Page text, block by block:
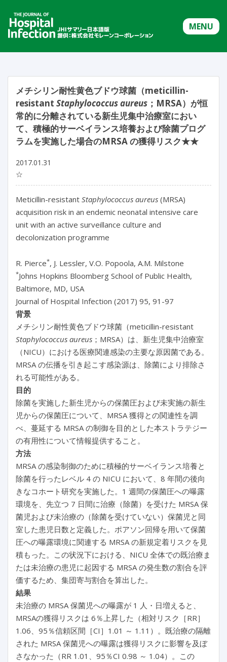
MENU
メチシリン耐性黄色ブドウ球菌（meticillin-
resistant Staphylococcus aureus ；MRSA）が恒
常的に分離されている新生児集中治療室におい
て、積極的サーベイランス培養および除菌プログ
ラムを実施した場合のMRSA の獲得リスク★★
2017.01.31
☆
Meticillin-resistant Staphylococcus aureus (MRSA)
acquisition risk in an endemic neonatal intensive care
unit with an active surveillance culture and
decolonization programme
R. Pierce*, J. Lessler, V.O. Popoola, A.M. Milstone
*Johns Hopkins Bloomberg School of Public Health,
Baltimore, MD, USA
Journal of Hospital Infection (2017) 95, 91-97
背景
メチシリン耐性黄色ブドウ球菌（meticillin-resistant
Staphylococcus aureus ；MRSA）は、新生児集中治療室
（NICU）における医療関連感染の主要な原因菌である。
MRSA の伝播を引き起こす感染源は、除菌により排除さ
れる可能性がある。
目的
除菌を実施した新生児からの保菌圧および未実施の新生
児からの保菌圧について、MRSA 獲得との関連性を調
べ、蔓延する MRSA の制御を目的とした本ストラテジー
の有用性について情報提供すること。
方法
MRSA の感染制御のために積極的サーベイランス培養と
除菌を行ったレベル 4 の NICU において、8 年間の後向
きなコホート研究を実施した。1 週間の保菌圧への曝露
環境を、先立つ 7 日間に治療（除菌）を受けた MRSA 保
菌児および未治療の（除菌を受けていない）保菌児と同
室した患児日数と定義した。ポアソン回帰を用いて保菌
圧への曝露環境に関連する MRSA の新規定着リスクを見
積もった。この状況下における、NICU 全体での既治療ま
たは未治療の患児に起因する MRSA の発生数の割合を評
価するため、集団寄与割合を算出した。
結果
未治療の MRSA 保菌児への曝露が 1 人・日増えると、
MRSAの獲得リスクは 6％上昇した（相対リスク［RR］
1.06、95％信頼区間［CI］1.01 ～ 1.11）。既治療の隔離
された MRSA 保菌児への曝露は獲得リスクに影響を及ぼ
さなかった（RR 1.01、95％CI 0.98 ～ 1.04）。この